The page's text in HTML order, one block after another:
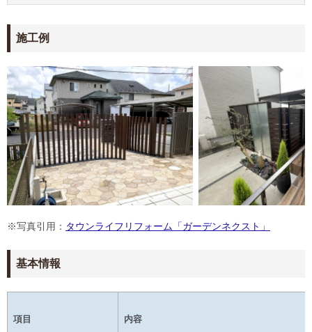
施工例
※写真引用： タウンライフリフォーム「ガーデンネクスト」
基本情報
項目 内容